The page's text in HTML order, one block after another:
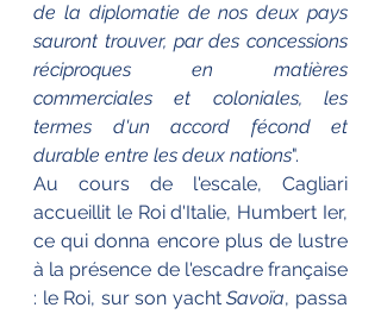
de la diplomatie de nos deux pays
sauront trouver, par des concessions
réciproques en matières
commerciales et coloniales, les
termes d'un accord fécond et
durable entre les deux nations".
Au cours de l'escale, Cagliari
accueillit le Roi d'Italie, Humbert Ier,
ce qui donna encore plus de lustre
à la présence de l'escadre française
: le Roi, sur son yacht Savoïa, passa